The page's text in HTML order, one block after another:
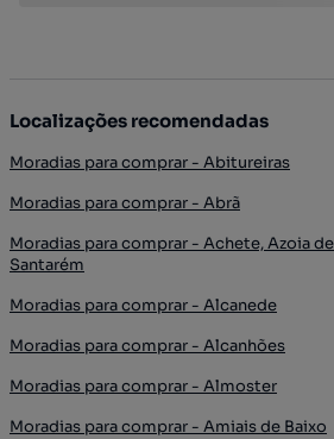
Localizações recomendadas
Moradias para comprar - Abitureiras
Moradias para comprar - Abrã
Moradias para comprar - Achete, Azoia
Santarém
Moradias para comprar - Alcanede
Moradias para comprar - Alcanhões
Moradias para comprar - Almoster
Moradias para comprar - Amiais de Baixo